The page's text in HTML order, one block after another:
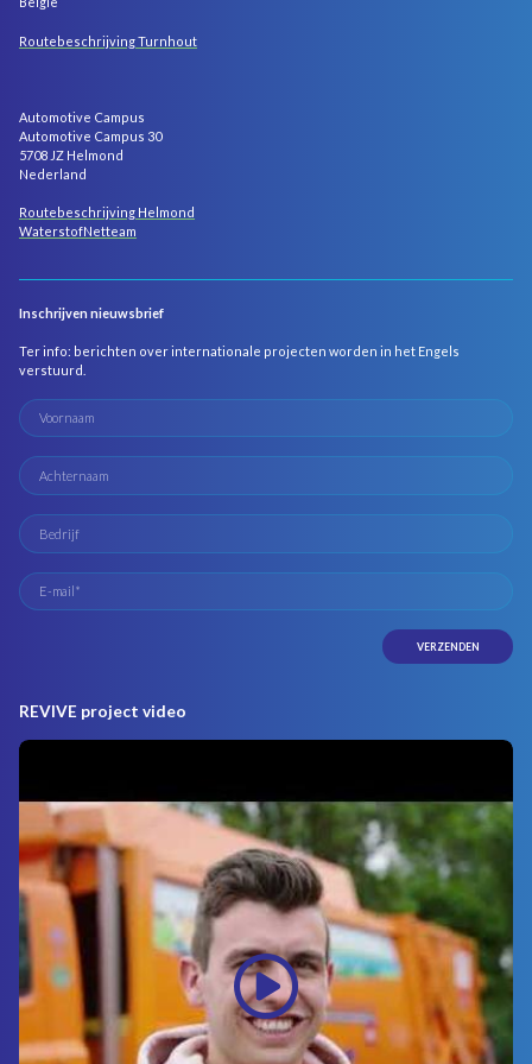
Routebeschrijving Turnhout
Automotive Campus
Automotive Campus 30
5708 JZ Helmond
Nederland
Routebeschrijving Helmond
WaterstofNetteam
Inschrijven nieuwsbrief
Ter info: berichten over internationale projecten worden in het Engels
verstuurd.
REVIVE project video